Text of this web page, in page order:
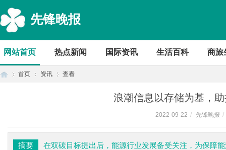
先锋晚报
网站首页 热点新闻 国际资讯 生活百科 商旅
首页 资讯 查看
浪潮信息以存储为基，
2022-09-22 / 先锋晚报 /
摘要 在双碳目标提出后，能源行业发展备受关注，为保障